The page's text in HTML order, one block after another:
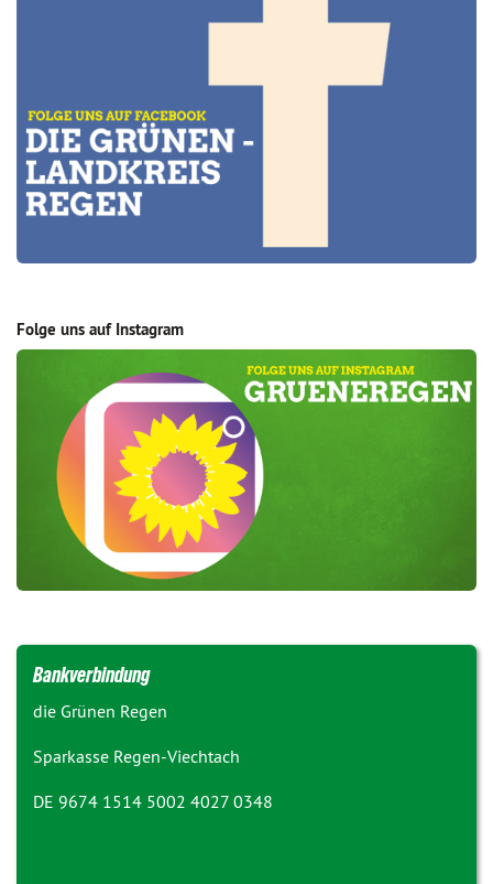
Folge uns auf Instagram
Bankverbindung
die Grünen Regen
Sparkasse Regen-Viechtach
DE 9674 1514 5002 4027 0348